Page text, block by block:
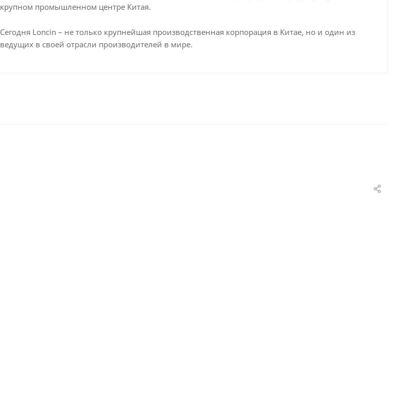
крупном промышленном центре Китая.
Сегодня Loncin – не только крупнейшая производственная корпорация в Китае, но и один из
ведущих в своей отрасли производителей в мире.